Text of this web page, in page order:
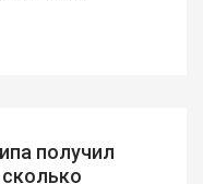
получил